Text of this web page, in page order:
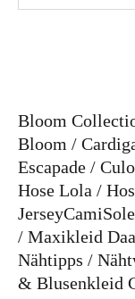
Bloom
Bloom
Escapade
Hose Lola
JerseyCamiSole
Maxikleid
Nähtipps
& Blusenkleid